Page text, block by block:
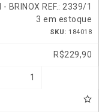
- BRINOX REF.: 2339/1
3 em estoque
SKU: 184018
R$229,90
1